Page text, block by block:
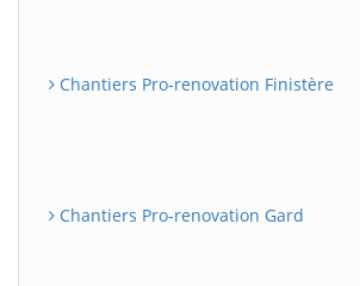
Chantiers Pro-renovation Finistère
Chantiers Pro-renovation Gard